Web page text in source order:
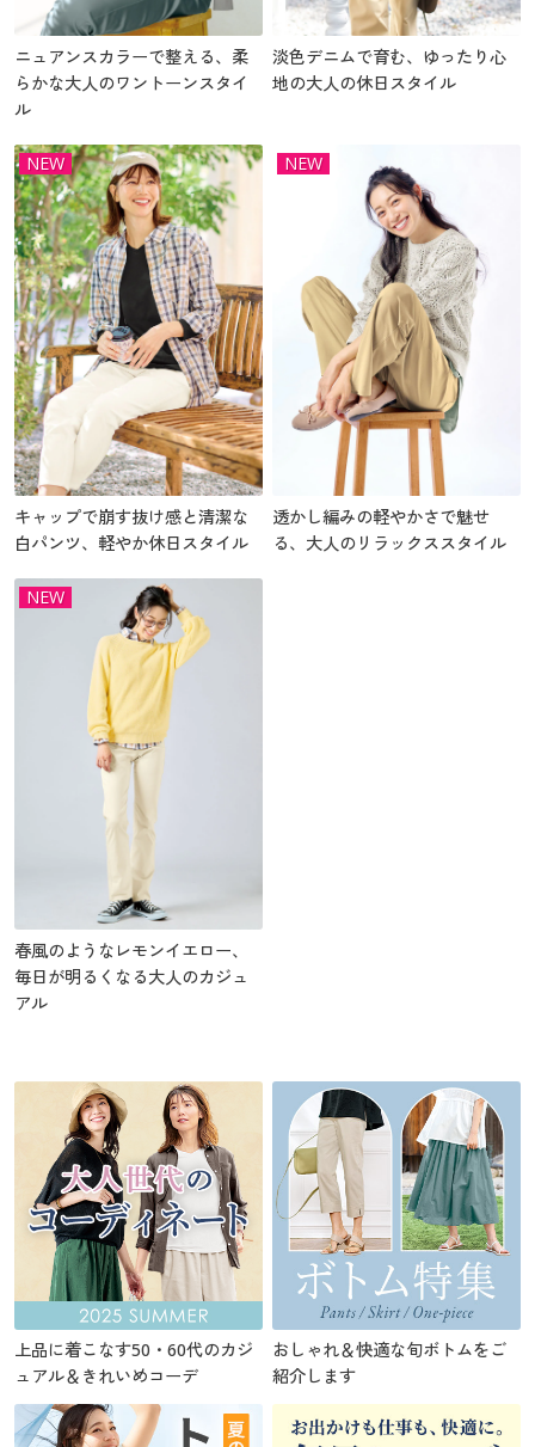
ニュアンスカラーで整える、柔
らかな大人のワントーンスタイ
ル
淡色デニムで育む、ゆったり心
地の大人の休日スタイル
NEW
キャップで崩す抜け感と清潔な
白パンツ、軽やか休日スタイル
NEW
透かし編みの軽やかさで魅せ
る、大人のリラックススタイル
NEW
春風のようなレモンイエロー、
毎日が明るくなる大人のカジュ
アル
上品に着こなす50・60代のカジ
ュアル＆きれいめコーデ
おしゃれ＆快適な旬ボトムをご
紹介します